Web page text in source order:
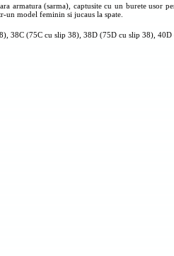
armatura (sarma), captusite cu un burete usor
un model feminin si jucaus la spate.
38C (75C cu slip 38), 38D (75D cu slip 38),